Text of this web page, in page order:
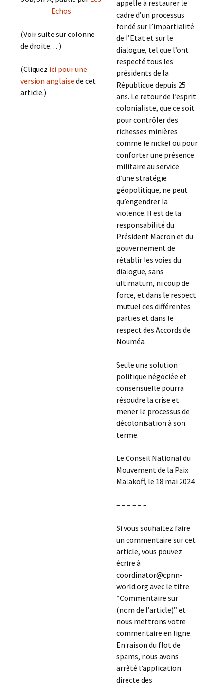
Echos
(Voir suite sur colonne
de droite. . . )
(Cliquez ici pour une
version anglaise de cet
article.)
appelle à restaurer le
cadre d’un processus
fondé sur l’impartialité
de l’Etat et sur le
dialogue, tel que l’ont
respecté tous les
présidents de la
République depuis 25
ans. Le retour de l’esprit
colonialiste, que ce soit
pour contrôler des
richesses minières
comme le nickel ou pour
conforter une présence
militaire au service
d’une stratégie
géopolitique, ne peut
qu’engendrer la
violence. Il est de la
responsabilité du
Président Macron et du
gouvernement de
rétablir les voies du
dialogue, sans
ultimatum, ni coup de
force, et dans le respect
mutuel des différentes
parties et dans le
respect des Accords de
Nouméa.
Seule une solution
politique négociée et
consensuelle pourra
résoudre la crise et
mener le processus de
décolonisation à son
terme.
Le Conseil National du
Mouvement de la Paix
Malakoff, le 18 mai 2024
– – – – – –
Si vous souhaitez faire
un commentaire sur cet
article, vous pouvez
écrire à
coordinator@cpnn-
world.org avec le titre
“Commentaire sur
(nom de l’article)” et
nous mettrons votre
commentaire en ligne.
En raison du flot de
spams, nous avons
arrêté l’application
directe des